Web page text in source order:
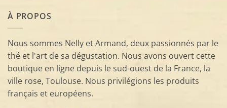
À PROPOS
Nous sommes Nelly et Armand, deux passionnés par le
thé et l'art de sa dégustation. Nous avons ouvert cette
boutique en ligne depuis le sud-ouest de la France, la
ville rose, Toulouse. Nous privilégions les produits
français et européens.